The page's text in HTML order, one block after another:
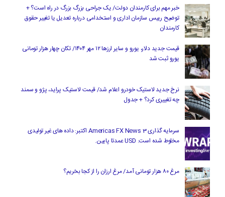
خبر مهم برای کارمندان دولت/ یک جراحی بزرگ بزرگ در راه است؟ +
توضیح رییس سازمان اداری و استخدامی درباره تعدیل یا تغییر حقوق
کارمندان
قیمت جدید دلار، یورو و سایر ارزها ۱۲ مهر ۱۴۰۴/ تکان چهار هزار تومانی
یورو ثبت شد
نرخ جدید لاستیک خودرو اعلام شد/ قیمت لاستیک پراید، پژو و سمند
چه تغییری کرد؟ + جدول
سرمایه گذاری Americas FX News 3 اکتبر: داده های غیر تولیدی
مخلوط شده است. USD عمدتا پایین.
مرغ ۸۰ هزار تومانی آمد/ مرغ ارزان را از کجا بخریم؟